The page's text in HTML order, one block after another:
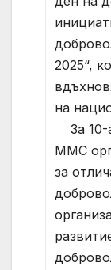
2025“,
на
За 10-
ММС
за